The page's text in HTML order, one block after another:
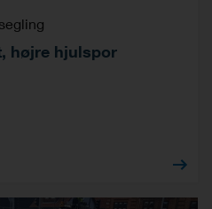
højre hjulspor